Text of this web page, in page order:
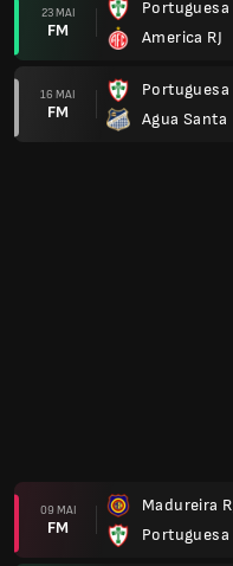
23 MAI
FM
Portuguesa
America RJ
16 MAI
FM
Portuguesa
Agua Santa
11 APR.
FM
Portuguesa
Pouso Alegre